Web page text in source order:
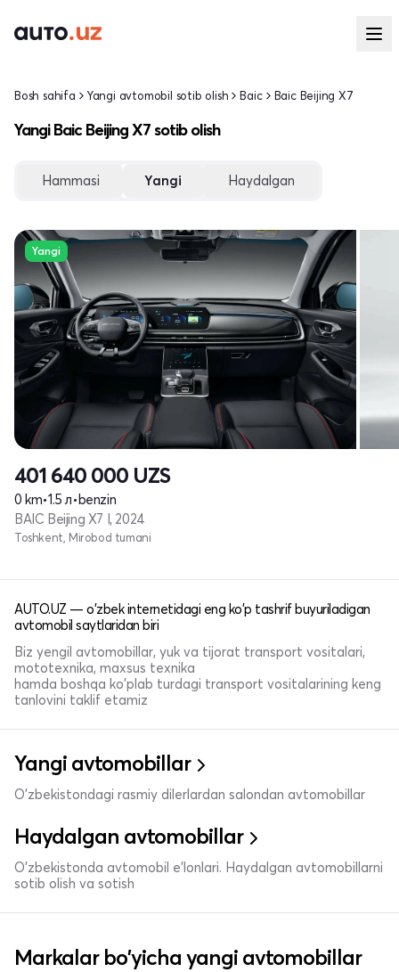
Bosh sahifa Yangi avtomobil sotib olish Baic Baic Beijing X7
Yangi Baic Beijing X7 sotib olish
Hammasi Yangi Haydalgan
Yangi
401 640 000 UZS
0 km•1.5 л•benzin
BAIC Beijing X7 I, 2024
Toshkent, Mirobod tumani
AUTO.UZ — o'zbek internetidagi eng ko'p tashrif buyuriladigan
avtomobil saytlaridan biri
Biz yengil avtomobillar, yuk va tijorat transport vositalari,
mototexnika, maxsus texnika
hamda boshqa ko'plab turdagi transport vositalarining keng
tanlovini taklif etamiz
Yangi avtomobillar
O'zbekistondagi rasmiy dilerlardan salondan avtomobillar
Haydalgan avtomobillar
O'zbekistonda avtomobil e’lonlari. Haydalgan avtomobillarni
sotib olish va sotish
Markalar bo'yicha yangi avtomobillar